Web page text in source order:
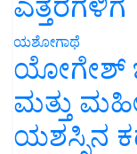
ಯಶೋಗಾಥೆ
ಯೋಗೇಶ್
ಮತ್ತು
ಯಶಸ್ಸಿನ